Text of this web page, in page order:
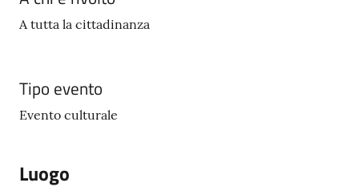
A tutta la cittadinanza
Tipo evento
Evento culturale
Luogo